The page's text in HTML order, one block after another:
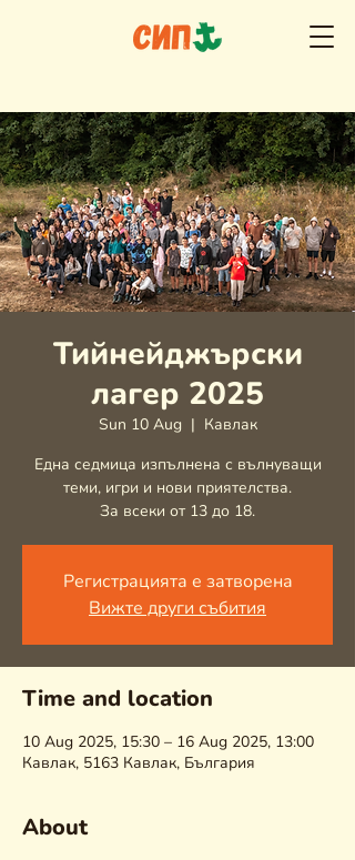
Тийнейджърски
лагер 2025
Sun 10 Aug
  |
Кавлак
Една седмица изпълнена с вълнуващи
теми, игри и нови приятелства.
За всеки от 13 до 18.
Регистрацията е затворена
Вижте други събития
Time and location
10 Aug 2025, 15:30 – 16 Aug 2025, 13:00
Кавлак, 5163 Кавлак, България
About